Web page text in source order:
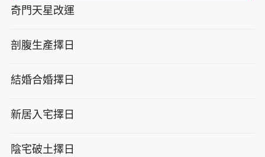
奇門天星改運
剖腹生產擇日
結婚合婚擇日
新居入宅擇日
陰宅破土擇日